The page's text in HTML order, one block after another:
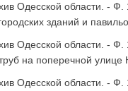
Одесской области. -
зданий и
Одесской области. -
на поперечной
Одесской области. -